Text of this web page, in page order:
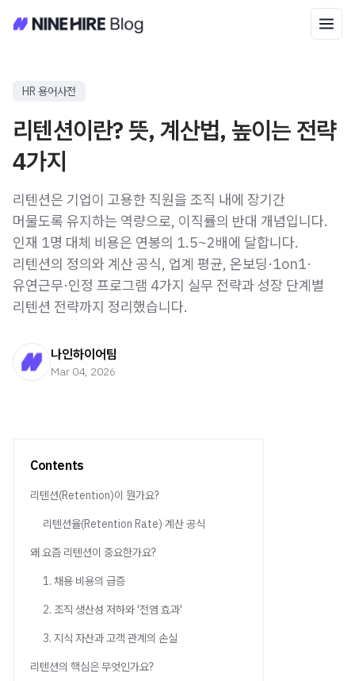
HR 용어사전
리텐션이란? 뜻, 계산법, 높이는 전략
4가지
리텐션은 기업이 고용한 직원을 조직 내에 장기간
머물도록 유지하는 역량으로, 이직률의 반대 개념입니다.
인재 1명 대체 비용은 연봉의 1.5~2배에 달합니다.
리텐션의 정의와 계산 공식, 업계 평균, 온보딩·1on1·
유연근무·인정 프로그램 4가지 실무 전략과 성장 단계별
리텐션 전략까지 정리했습니다.
나인하이어팀
Mar 04, 2026
Contents
리텐션(Retention)이 뭔가요?
리텐션율(Retention Rate) 계산 공식
왜 요즘 리텐션이 중요한가요?
1. 채용 비용의 급증
2. 조직 생산성 저하와 '전염 효과'
3. 지식 자산과 고객 관계의 손실
리텐션의 핵심은 무엇인가요?